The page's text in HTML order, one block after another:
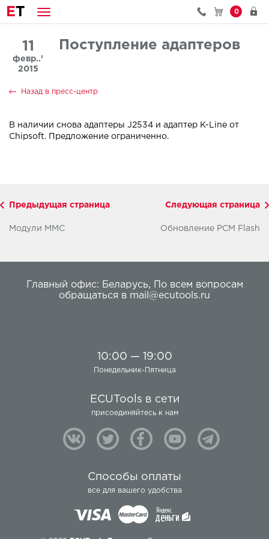
ET 0
11
февр..’
2015
Поступление адаптеров
Назад в пресс-центр
В наличии снова адаптеры J2534 и адаптер K-Line от
Chipsoft. Предложение ограниченно.
Предыдущая страница
Модули MMC
Следующая страница
Обновление PCM Flash
Главный офис: Беларусь,
По всем вопросам
обращаться в mail@ecutools.ru
10:00 — 19:00
Понедельник-Пятница
ECUTools в сети
присоединяйтесь к нам
Способы оплаты
все для вашего удобства